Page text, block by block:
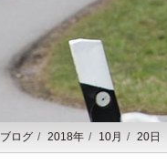
ブログ 2018年 10月 20日